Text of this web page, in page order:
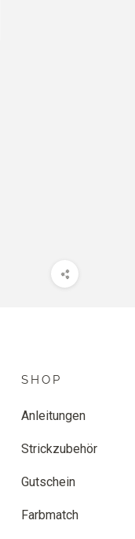
SHOP
Anleitungen
Strickzubehör
Gutschein
Farbmatch